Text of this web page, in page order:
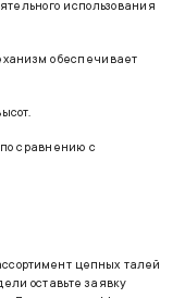
использования
обеспечивает
сравнению с
цепных талей
оставьте заявку